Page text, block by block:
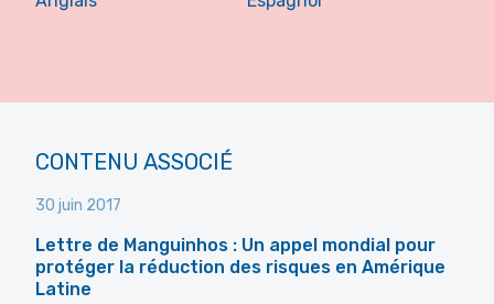
CONTENU ASSOCIÉ
30 juin 2017
Lettre de Manguinhos : Un appel mondial pour
protéger la réduction des risques en Amérique
Latine